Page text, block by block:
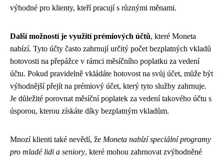
výhodné pro klienty, kteří pracují s různými měnami.
Další možností je využití prémiových účtů, které Moneta
nabízí. Tyto účty často zahrnují určitý počet bezplatných vkladů
hotovosti na přepážce v rámci měsíčního poplatku za vedení
účtu. Pokud pravidelně vkládáte hotovost na svůj účet, může být
výhodnější přejít na prémiový účet, který tyto služby zahrnuje.
Je důležité porovnat měsíční poplatek za vedení takového účtu s
úsporou, kterou získáte díky bezplatným vkladům.
Mnozí klienti také nevědí, že Moneta nabízí speciální programy
pro mladé lidi a seniory, které mohou zahrnovat zvýhodněné